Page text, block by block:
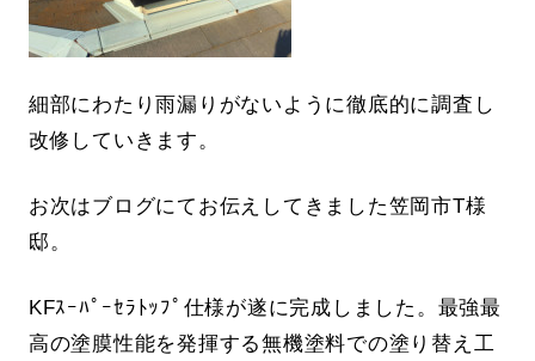
細部にわたり雨漏りがないように徹底的に調査し
改修していきます。
お次はブログにてお伝えしてきました笠岡市T様
邸。
KFｽｰﾊﾟｰｾﾗﾄｯﾌﾟ仕様が遂に完成しました。最強最
高の塗膜性能を発揮する無機塗料での塗り替え工